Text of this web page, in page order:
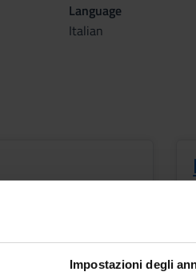
Impostazioni degli
Language
Italian